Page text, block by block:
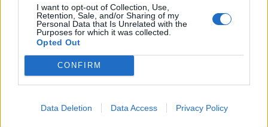
I want to opt-out of Collection, Use,
Retention, Sale, and/or Sharing of my
Personal Data that Is Unrelated with the
Purposes for which it was collected.
Opted Out
CONFIRM
Data Deletion Data Access Privacy Policy
τίποτα και όλα ωραία μέχρι την επόμενη φορά
που θα φύγει με τα κλειδιά. Όμως κουράστηκα!
Γιώτα